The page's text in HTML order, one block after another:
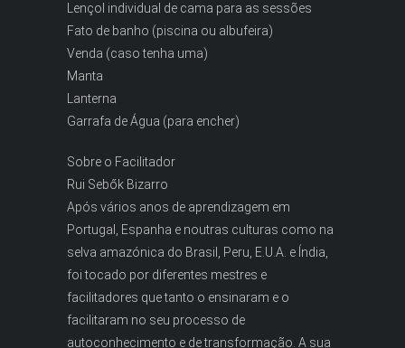
Lençol individual de cama para as sessões
Fato de banho (piscina ou albufeira)
Venda (caso tenha uma)
Manta
Lanterna
Garrafa de Água (para encher)
Sobre o Facilitador
Rui Sebők Bizarro
Após vários anos de aprendizagem em
Portugal, Espanha e noutras culturas como na
selva amazónica do Brasil, Peru, E.U.A. e Índia,
foi tocado por diferentes mestres e
facilitadores que tanto o ensinaram e o
facilitaram no seu processo de
autoconhecimento e de transformação. A sua